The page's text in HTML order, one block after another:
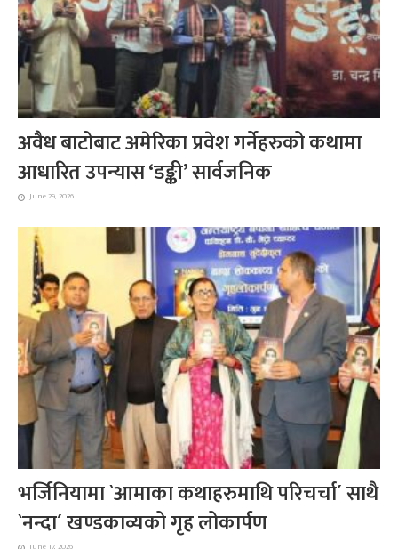
अवैध बाटोबाट अमेरिका प्रवेश गर्नेहरुको कथामा
आधारित उपन्यास ‘डङ्की’ सार्वजनिक
June 29, 2026
भर्जिनियामा `आमाका कथाहरुमाथि परिचर्चा´ साथै
`नन्दा´ खण्डकाव्यको गृह लोकार्पण